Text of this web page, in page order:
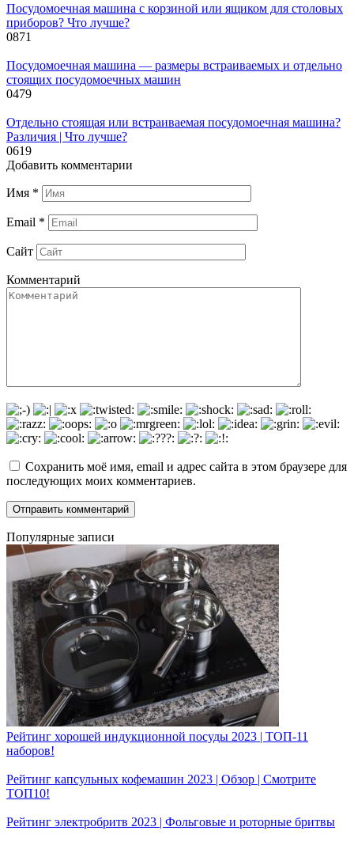
Посудомоечная машина с корзиной или ящиком для столовых
приборов? Что лучше?
0871
Посудомоечная машина — размеры встраиваемых и отдельно
стоящих посудомоечных машин
0479
Отдельно стоящая или встраиваемая посудомоечная машина?
Различия | Что лучше?
0619
Добавить комментарии
Имя *
Email *
Сайт
Комментарий
Сохранить моё имя, email и адрес сайта в этом браузере для
последующих моих комментариев.
Популярные записи
Рейтинг хорошей индукционной посуды 2023 | ТОП-11
наборов!
Рейтинг капсульных кофемашин 2023 | Обзор | Смотрите
ТОП10!
Рейтинг электробритв 2023 | Фольговые и роторные бритвы